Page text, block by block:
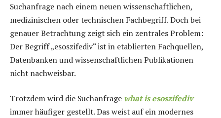
Suchanfrage nach einem neuen wissenschaftlichen,
medizinischen oder technischen Fachbegriff. Doch bei
genauer Betrachtung zeigt sich ein zentrales Problem:
Der Begriff „esoszifediv“ ist in etablierten Fachquellen,
Datenbanken und wissenschaftlichen Publikationen
nicht nachweisbar.
Trotzdem wird die Suchanfrage what is esoszifediv
immer häufiger gestellt. Das weist auf ein modernes